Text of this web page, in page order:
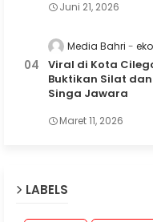
Juni 21, 2026
Media Bahri
Viral di Kota
Buktikan Silat
Singa Jawara
Maret 11, 2026
LABELS